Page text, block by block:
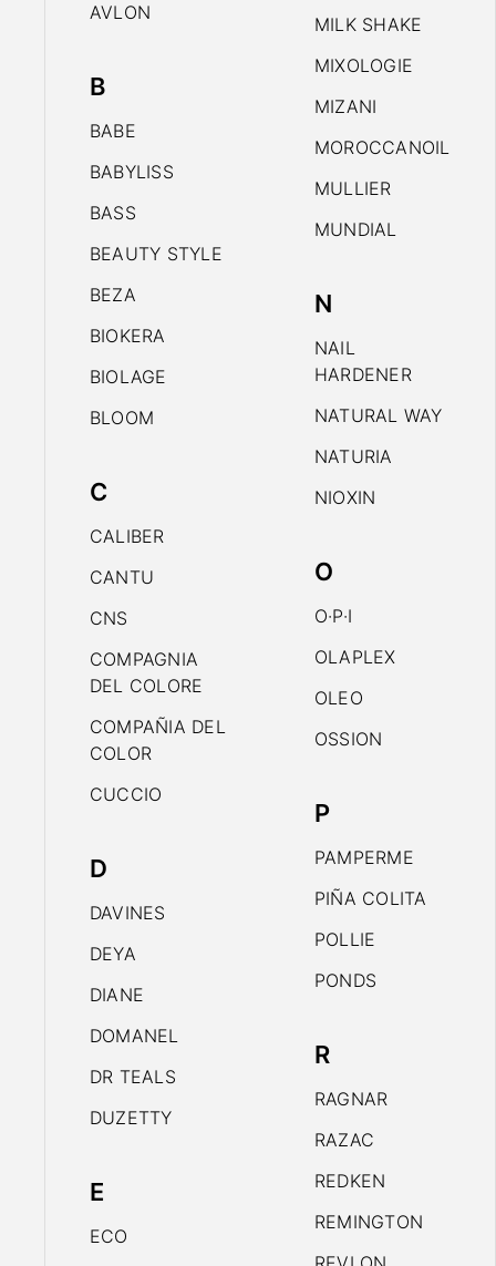
AVLON
B
BABE
BABYLISS
BASS
BEAUTY STYLE
BEZA
BIOKERA
BIOLAGE
BLOOM
C
CALIBER
CANTU
CNS
COMPAGNIA
DEL COLORE
COMPAÑIA DEL
COLOR
CUCCIO
D
DAVINES
DEYA
DIANE
DOMANEL
DR TEALS
DUZETTY
E
ECO
MILK SHAKE
MIXOLOGIE
MIZANI
MOROCCANOIL
MULLIER
MUNDIAL
N
NAIL
HARDENER
NATURAL WAY
NATURIA
NIOXIN
O
O·P·I
OLAPLEX
OLEO
OSSION
P
PAMPERME
PIÑA COLITA
POLLIE
PONDS
R
RAGNAR
RAZAC
REDKEN
REMINGTON